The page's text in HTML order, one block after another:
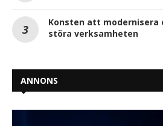
Konsten att modernisera
störa verksamheten
ANNONS